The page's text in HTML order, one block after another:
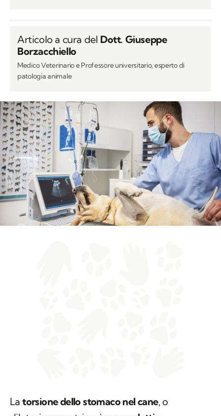
Articolo a cura del Dott. Giuseppe
Borzacchiello
Medico Veterinario e Professore universitario, esperto di
patologia animale
Latorsione dello stomaco nel cane, o